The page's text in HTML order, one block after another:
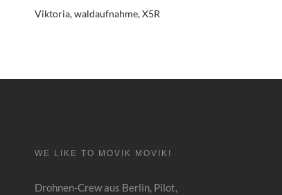
Viktoria waldaufnahme X5R
WE LIKE TO MOVIK MOVIK!
Drohnen-Crew aus Berlin, Pilot,